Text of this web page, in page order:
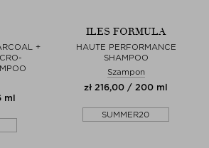
+
ml
ILES FORMULA
HAUTE PERFORMANCE
SHAMPOO
Szampon
zł 216,00 / 200 ml
SUMMER20